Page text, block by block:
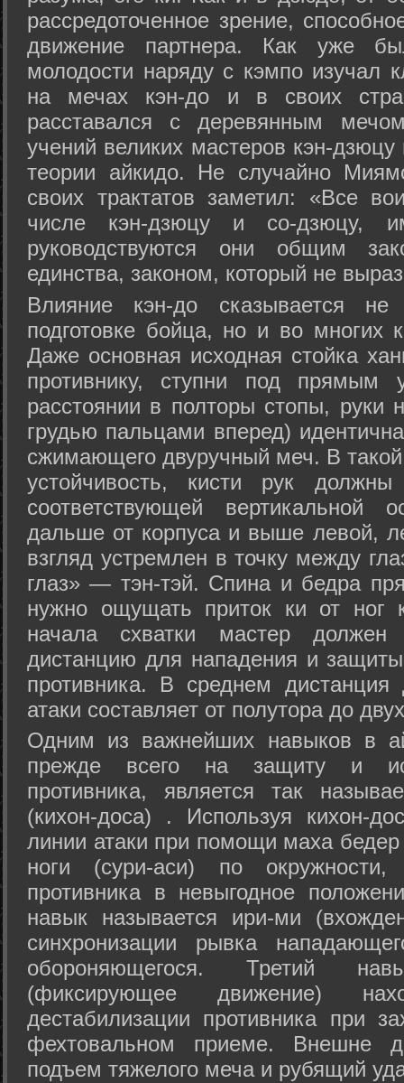
рассредоточенное зрение,
движение партнера. Как уже
молодости наряду с кэмпо изучал
на мечах кэн-до и в своих
расставался с деревянным
учений великих мастеров кэн-
теории айкидо. Не случайно
своих трактатов заметил: «Все
числе кэн-дзюцу и со-дзюцу,
руководствуются они общим
единства, законом, который не
Влияние кэн-до сказывается не
подготовке бойца, но и во многих
Даже основная исходная стойка
противнику, ступни под прямым
расстоянии в полторы стопы, руки
грудью пальцами вперед)
сжимающего двуручный меч. В
устойчивость, кисти рук
соответствующей
дальше от корпуса и выше левой,
взгляд устремлен в точку между
глаз» — тэн-тэй. Спина и бедра
нужно ощущать приток ки от
начала схватки мастер должен
дистанцию для нападения и
противника. В среднем
атаки составляет от полутора до
Одним из важнейших навыков в
прежде всего на защиту и
противника, является так
(кихон-доса) . Используя кихон-
линии атаки при помощи маха
ноги (сури-аси) по
противника в невыгодное
навык называется ири-ми
синхронизации рывка
обороняющегося. Третий
(фиксирующее движение)
дестабилизации противника при
фехтовальном приеме. Внешне
подъем тяжелого меча и рубящий